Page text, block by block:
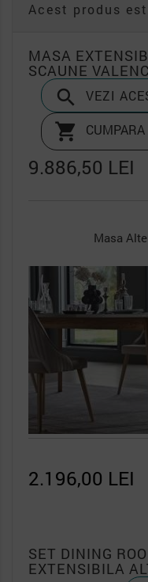
Acest produs
MASA
SCAUNE
 VEZI
 CUMPARA
9.886,50 LEI
Scaun 6323
7.690,50 LEI
SET DINING
EXTENSIBILA